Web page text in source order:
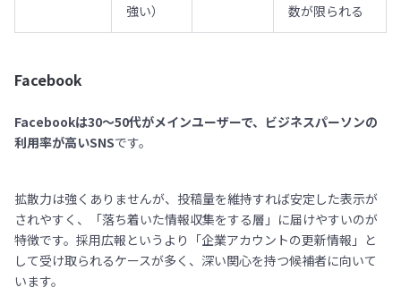
強い）
数が限られる
Facebook
Facebookは30〜50代がメインユーザーで、ビジネスパーソンの
利用率が高いSNSです。
拡散力は強くありませんが、投稿量を維持すれば安定した表示が
されやすく、「落ち着いた情報収集をする層」に届けやすいのが
特徴です。採用広報というより「企業アカウントの更新情報」と
して受け取られるケースが多く、深い関心を持つ候補者に向いて
います。